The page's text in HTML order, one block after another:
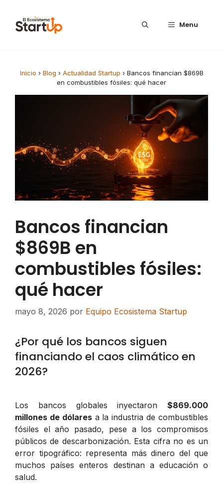
Menu
Inicio › Blog › Actualidad Startup › Bancos financian $869B
en combustibles fósiles: qué hacer
Bancos financian
$869B en
combustibles fósiles:
qué hacer
mayo 8, 2026 por Equipo Ecosistema Startup
¿Por qué los bancos siguen
financiando el caos climático en
2026?
Los bancos globales inyectaron $869.000
millones de dólaresa la industria de combustibles
fósiles el año pasado, pese a los compromisos
públicos de descarbonización. Esta cifra no es un
error tipográfico: representa más dinero del que
muchos países enteros destinan a educación o
salud.